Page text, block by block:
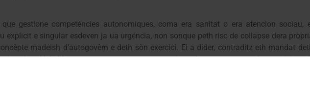
que gestione competéncies autonomiques, coma era sanitat o era atencion
explicit e singular esdeven ja ua urgéncia, non sonque peth risc de collapse dera
madeish d’autogovèrn e deth sòn exercici. Ei a díder, contraditz eth mandat
dera Val d’Aran, quauquarren que met en risc eth mantenement des servicis